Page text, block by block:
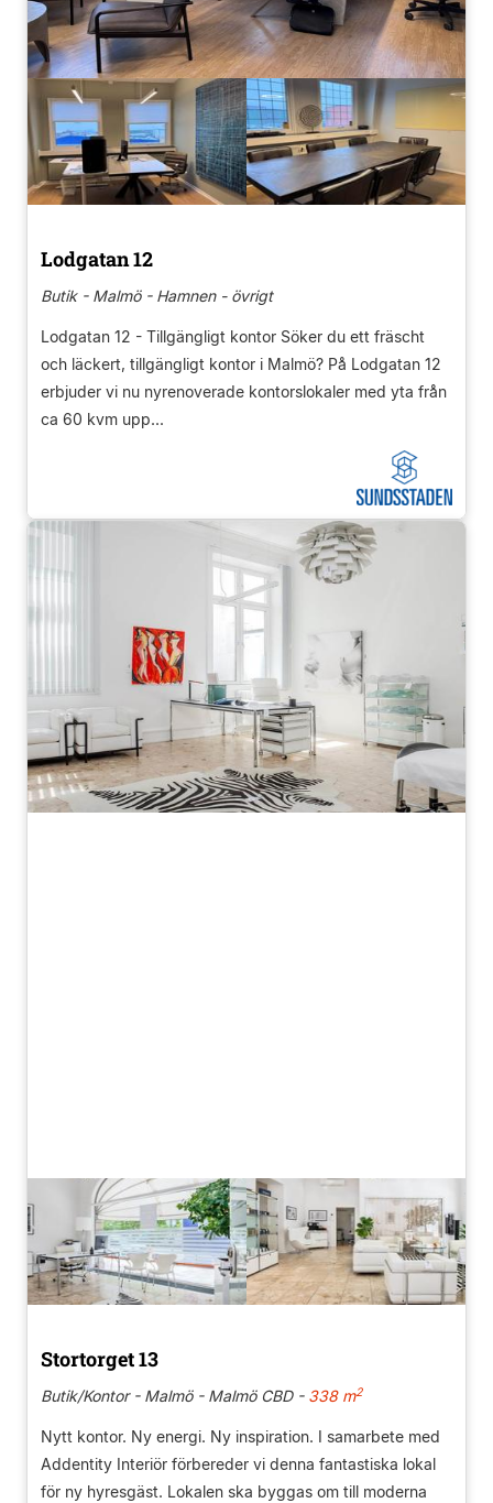
Lodgatan 12
Butik - Malmö - Hamnen - övrigt
Lodgatan 12 - Tillgängligt kontor Söker du ett fräscht
och läckert, tillgängligt kontor i Malmö? På Lodgatan 12
erbjuder vi nu nyrenoverade kontorslokaler med yta från
ca 60 kvm upp...
Stortorget 13
Butik/Kontor - Malmö - Malmö CBD -338 m2
Nytt kontor. Ny energi. Ny inspiration. I samarbete med
Addentity Interiör förbereder vi denna fantastiska lokal
för ny hyresgäst. Lokalen ska byggas om till moderna